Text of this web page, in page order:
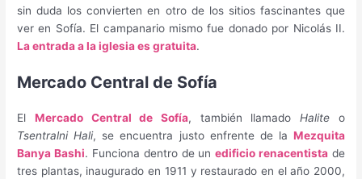
sin duda los convierten en otro de los sitios fascinantes que
ver en Sofía. El campanario mismo fue donado por Nicolás II.
La entrada a la iglesia es gratuita.
Mercado Central de Sofía
El Mercado Central de Sofía, también llamadoHalite o
Tsentralni Hali, se encuentra justo enfrente de la Mezquita
Banya Bashi. Funciona dentro de unedificio renacentista de
tres plantas, inaugurado en 1911 y restaurado en el año 2000,